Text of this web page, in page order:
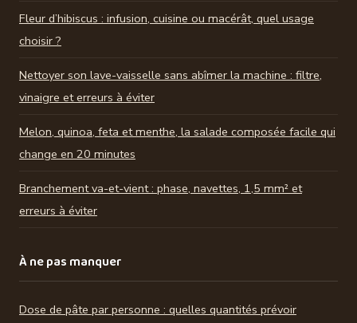
Fleur d’hibiscus : infusion, cuisine ou macérât, quel usage
choisir ?
Nettoyer son lave-vaisselle sans abîmer la machine : filtre,
vinaigre et erreurs à éviter
Melon, quinoa, feta et menthe, la salade composée facile qui
change en 20 minutes
Branchement va-et-vient : phase, navettes, 1,5 mm² et
erreurs à éviter
À ne pas manquer
Dose de pâte par personne : quelles quantités prévoir